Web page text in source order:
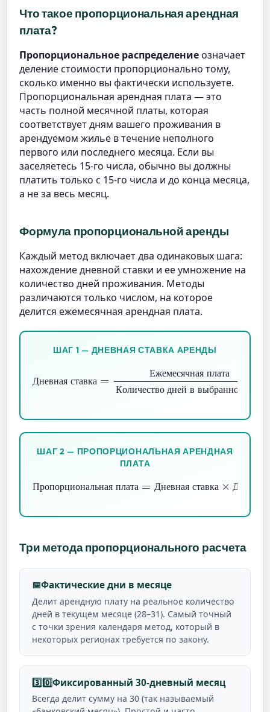
Что такое пропорциональная арендная
плата?
Пропорциональное распределениеозначает
деление стоимости пропорционально тому,
сколько именно вы фактически используете.
Пропорциональная арендная плата — это
часть полной месячной платы, которая
соответствует дням вашего проживания в
арендуемом жилье в течение неполного
первого или последнего месяца. Если вы
заселяетесь 15-го числа, обычно вы должны
платить только с 15-го числа и до конца месяца,
а не за весь месяц.
Формула пропорциональной аренды
Каждый метод включает два одинаковых шага:
нахождение дневной ставки и ее умножение на
количество дней проживания. Методы
различаются только числом, на которое
делится ежемесячная арендная плата.
ШАГ 1 — ДНЕВНАЯ СТАВКА АРЕНДЫ
Дн евная с тавка
Еж ем е ся чная пла та
Ко ли чест в о дн ей в вы б ранн о
Количество дней в выбранной базе
ШАГ 2 — ПРОПОРЦИОНАЛЬНАЯ АРЕНДНАЯ
ПЛАТА
П р оп о рци ональная пла та Дн ев н ая ст ав ка Д
Пропорциональная плата=Дневная ставка×
Дни проживания
Три метода пропорционального расчета
📅Фактические дни в месяце
Делит арендную плату на реальное количество
дней в текущем месяце (28–31). Самый точный
с точки зрения календаря метод, который в
некоторых регионах требуется по закону.
3️⃣0️⃣Фиксированный 30-дневный месяц
Всегда делит сумму на 30 (так называемый